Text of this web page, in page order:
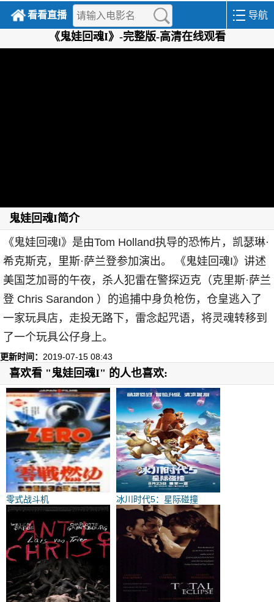
看看直播 导航
《鬼娃回魂I》-完整版-高清在线观看
鬼娃回魂I简介
《鬼娃回魂I》是由Tom Holland执导的恐怖片，凯瑟琳·
希克斯克，里斯·萨兰登参加演出。 《鬼娃回魂I》讲述
美国芝加哥的午夜，杀人犯雷在警探迈克（克里斯·萨兰
登 Chris Sarandon ）的追捕中身负枪伤，仓皇逃入了
一家玩具店，走投无路下，雷念起咒语，将灵魂转移到
了一个玩具公仔身上。
更新时间： 2019-07-15 08:43
喜欢看 "鬼娃回魂I" 的人也喜欢:
零式战斗机 冰川时代5：星际碰撞